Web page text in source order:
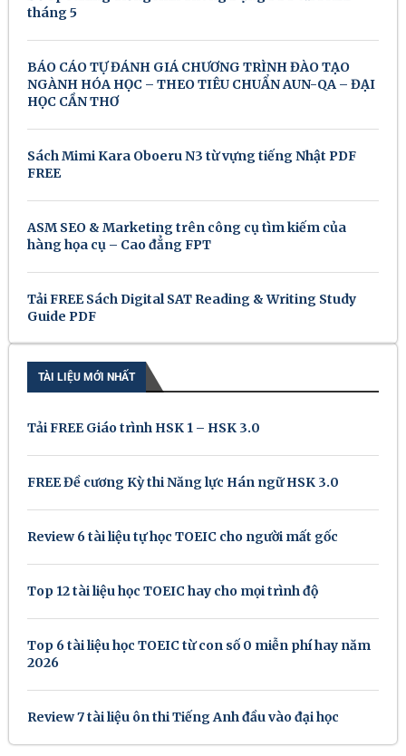
tháng 5
BÁO CÁO TỰ ĐÁNH GIÁ CHƯƠNG TRÌNH ĐÀO TẠO
NGÀNH HÓA HỌC – THEO TIÊU CHUẨN AUN-QA – ĐẠI
HỌC CẦN THƠ
Sách Mimi Kara Oboeru N3 từ vựng tiếng Nhật PDF
FREE
ASM SEO & Marketing trên công cụ tìm kiếm của
hàng họa cụ – Cao đẳng FPT
Tải FREE Sách Digital SAT Reading & Writing Study
Guide PDF
TÀI LIỆU MỚI NHẤT
Tải FREE Giáo trình HSK 1 – HSK 3.0
FREE Đề cương Kỳ thi Năng lực Hán ngữ HSK 3.0
Review 6 tài liệu tự học TOEIC cho người mất gốc
Top 12 tài liệu học TOEIC hay cho mọi trình độ
Top 6 tài liệu học TOEIC từ con số 0 miễn phí hay năm
2026
Review 7 tài liệu ôn thi Tiếng Anh đầu vào đại học